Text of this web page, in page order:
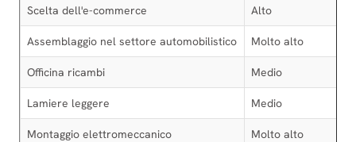
Scelta dell'e-commerce Alto
Assemblaggio nel settore automobilistico Molto alto
Officina ricambi Medio
Lamiere leggere Medio
Montaggio elettromeccanico Molto alto